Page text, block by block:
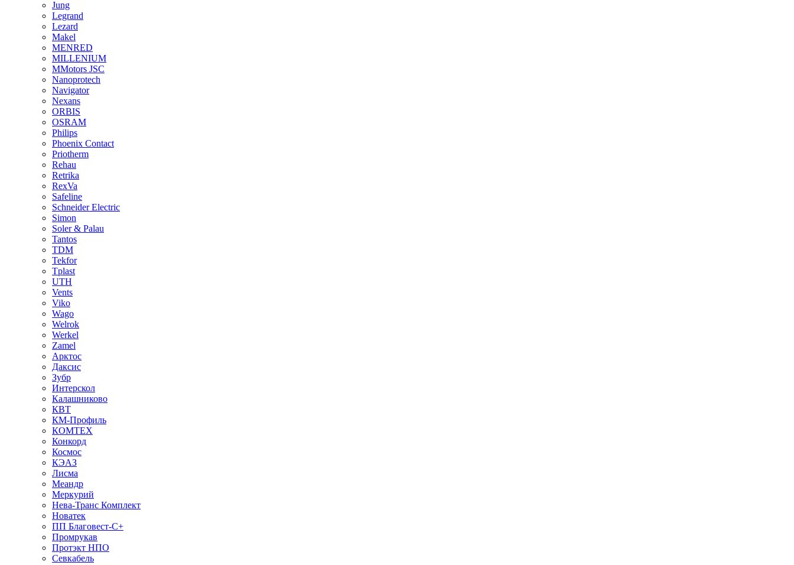
Jung
Legrand
Lezard
Makel
MENRED
MILLENIUM
MMotors JSC
Nanoprotech
Navigator
Nexans
ORBIS
OSRAM
Philips
Phoenix Contact
Priotherm
Rehau
Retrika
RexVa
Safeline
Schneider Electric
Simon
Soler & Palau
Tantos
TDM
Tekfor
Tplast
UTH
Vents
Viko
Wago
Welrok
Werkel
Zamel
Арктос
Даксис
Зубр
Интерскол
Калашниково
КВТ
КМ-Профиль
КОМТЕХ
Конкорд
Космос
КЭАЗ
Лисма
Меандр
Меркурий
Нева-Транс Комплект
Новатек
ПП Благовест-С+
Промрукав
Протэкт НПО
Севкабель